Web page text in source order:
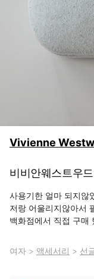
Vivienne
비비안웨스트우
사용기한 얼마 되지않
저랑 어울리지않아서
백화점에서 직접 구매
여자 > 액세서리 > 선